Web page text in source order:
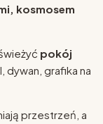
kosmosem
pokój
dywan, grafika na
przestrzeń, a